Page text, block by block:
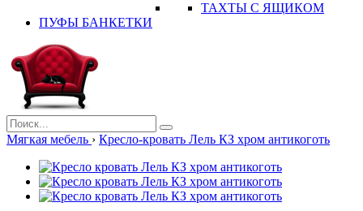
ТАХТЫ С ЯЩИКОМ
ПУФЫ БАНКЕТКИ
Мягкая мебель › Кресло-кровать Лель КЗ хром антикоготь